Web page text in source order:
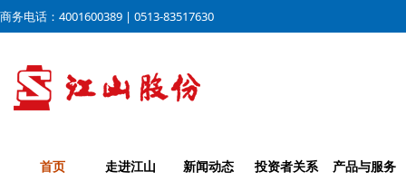
商务电话：4001600389 | 0513-83517630
首页 走进江山 新闻动态 投资者关系 产品与服务